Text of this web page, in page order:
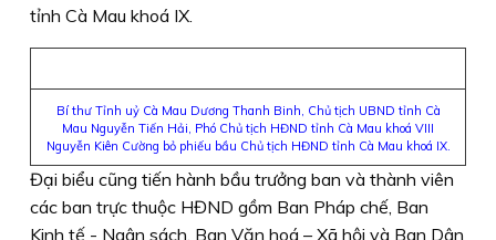
tỉnh Cà Mau khoá IX.
Bí thư Tỉnh uỷ Cà Mau Dương Thanh Binh, Chủ tịch UBND tỉnh Cà
Mau Nguyễn Tiến Hải, Phó Chủ tịch HĐND tỉnh Cà Mau khoá VIII
Nguyễn Kiên Cường bỏ phiếu bầu Chủ tịch HĐND tỉnh Cà Mau khoá IX.
Đại biểu cũng tiến hành bầu trưởng ban và thành viên
các ban trực thuộc HĐND gồm Ban Pháp chế, Ban
Kinh tế - Ngân sách, Ban Văn hoá – Xã hội và Ban Dân